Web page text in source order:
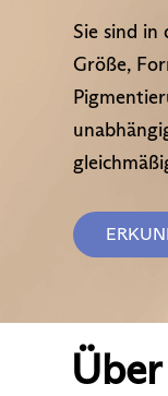
Sie sind in
Größe,